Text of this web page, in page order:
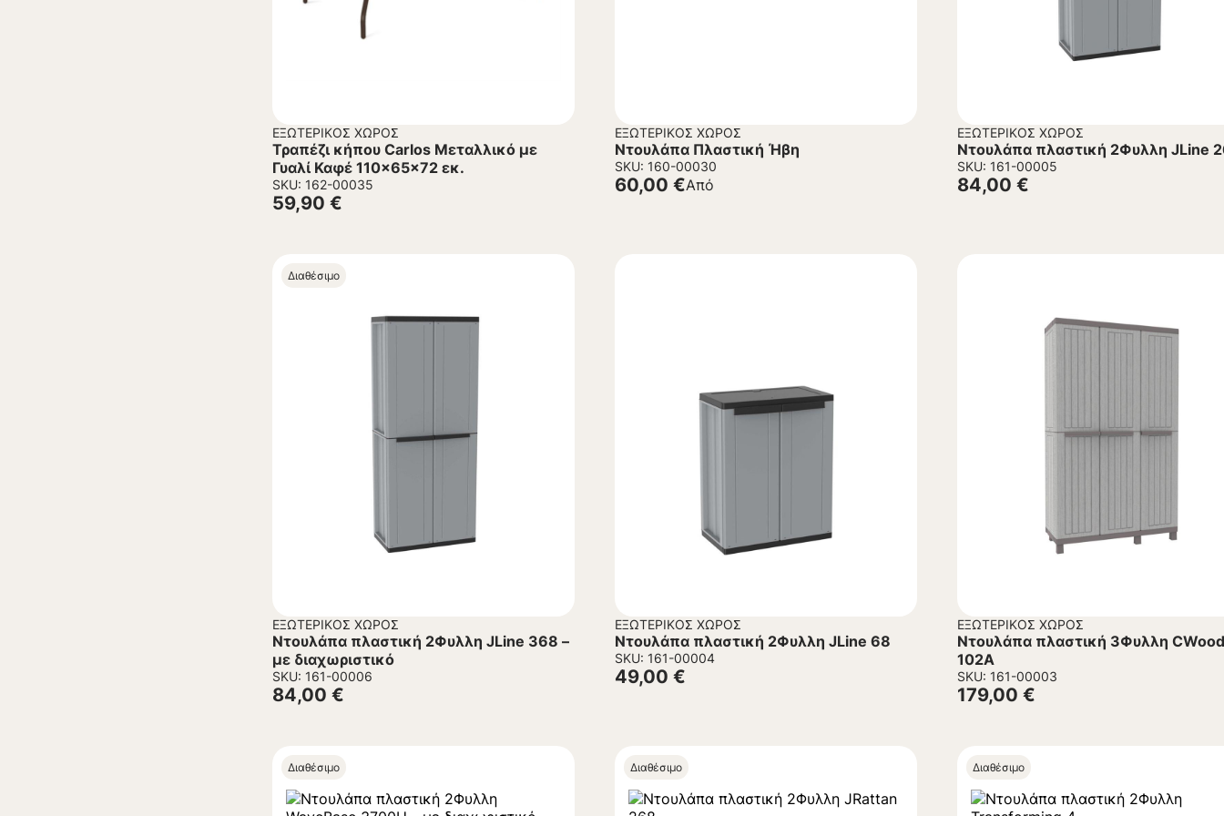
ΕΞΩΤΕΡΙΚΌΣ ΧΏΡΟΣ
Τραπέζι κήπου Carlos Μεταλλικό με
Γυαλί Καφέ 110x65x72 εκ.
SKU: 162-00035
59,90 €
ΕΞΩΤΕΡΙΚΌΣ ΧΏΡΟΣ
Ντουλάπα Πλαστική Ήβη
SKU: 160-00030
Από
60,00 €
ΕΞΩΤΕΡΙΚΌΣ ΧΏΡΟΣ
Ντουλάπα πλαστική 2Φυλλη JLine
SKU: 161-00005
84,00 €
Διαθέσιμο
ΕΞΩΤΕΡΙΚΌΣ ΧΏΡΟΣ
Ντουλάπα πλαστική 2Φυλλη JLine 368 –
με διαχωριστικό
SKU: 161-00006
84,00 €
ΕΞΩΤΕΡΙΚΌΣ ΧΏΡΟΣ
Ντουλάπα πλαστική 2Φυλλη JLine 68
SKU: 161-00004
49,00 €
ΕΞΩΤΕΡΙΚΌΣ ΧΏΡΟΣ
Ντουλάπα πλαστική 3Φυλλη CWood
102Α
SKU: 161-00003
179,00 €
Διαθέσιμο Διαθέσιμο Διαθέσιμο